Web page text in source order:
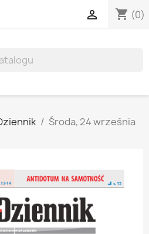
shopping_cart (0)

Środa, 24 września